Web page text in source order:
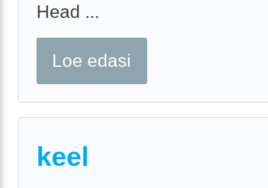
Head ...
Loe edasi
keel